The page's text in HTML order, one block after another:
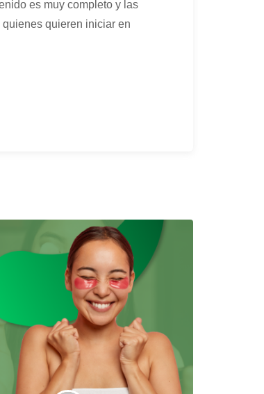
es muy completo y las
quieren iniciar en